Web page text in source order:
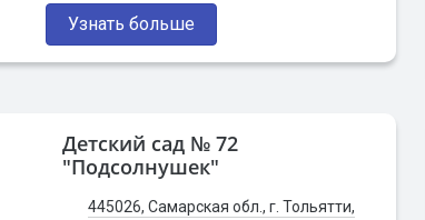
Узнать больше
Детский сад № 72
"Подсолнушек"
445026, Самарская обл., г. Тольятти,